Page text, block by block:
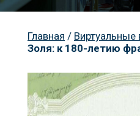
Главная / Виртуальные
Золя: к 180-летию